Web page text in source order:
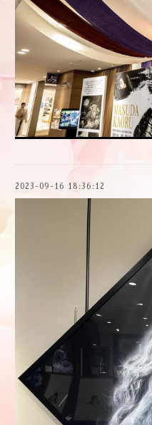
2023-09-16 18:36:12